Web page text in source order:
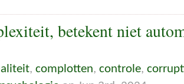
betekent niet
, complotten, controle,